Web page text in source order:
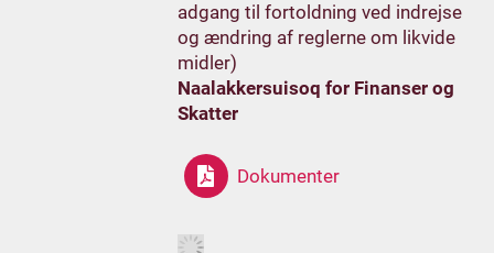
adgang til fortoldning ved indrejse
og ændring af reglerne om likvide
midler)
Naalakkersuisoq for Finanser og
Skatter
Dokumenter